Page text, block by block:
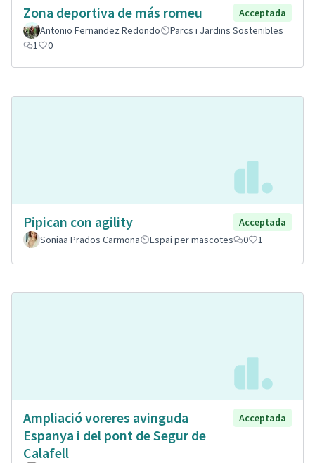
Zona deportiva de más romeu
Acceptada
Antonio Fernandez Redondo
Parcs i Jardins Sostenibles
1
0
Pipican con agility
Acceptada
Soniaa Prados Carmona
Espai per mascotes 0 1
Ampliació voreres avinguda
Espanya i del pont de Segur de
Calafell
Acceptada